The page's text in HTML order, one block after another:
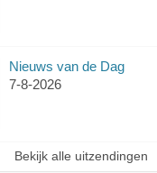
Nieuws van de Dag
7-8-2026
Bekijk alle uitzendingen